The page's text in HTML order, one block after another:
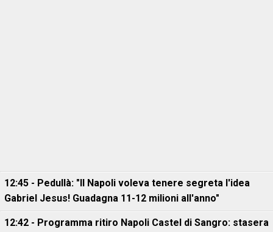
12:45 - Pedullà: "Il Napoli voleva tenere segreta l'idea
Gabriel Jesus! Guadagna 11-12 milioni all'anno"
12:42 - Programma ritiro Napoli Castel di Sangro: stasera